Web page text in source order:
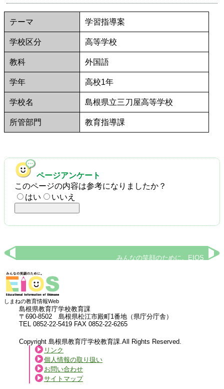
テーマ 学習指導案
学校区分 高等学校
教科 外国語
学年 高校1年
学校名 島根県立三刀屋高等学校
所管部門 教育指導課
ページアンケート
このページの内容は参考になりましたか？
はい
いいえ
みんなの笑顔のために。EIOS
しまねの教育情報Web
島根県教育庁学校教育課
〒690-8502 島根県松江市殿町1番地（県庁分庁舎）
TEL 0852-22-5419 FAX 0852-22-6265
Copyright 島根県教育庁学校教育課.All Rights Reserved.
リンク
個人情報の取り扱い
お問い合わせ
サイトマップ